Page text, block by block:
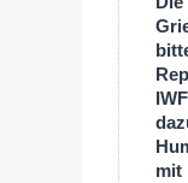
mit